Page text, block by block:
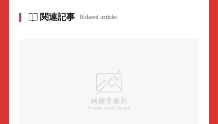
関連記事 Related articles